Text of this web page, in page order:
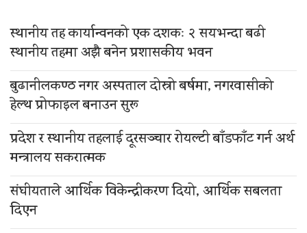
स्थानीय तह कार्यान्वनको एक दशकः २ सयभन्दा बढी
स्थानीय तहमा अझै बनेन प्रशासकीय भवन
बुढानीलकण्ठ नगर अस्पताल दोस्रो बर्षमा, नगरवासीको
हेल्थ प्रोफाइल बनाउन सुरू
प्रदेश र स्थानीय तहलाई दूरसञ्चार रोयल्टी बाँडफाँट गर्न अर्थ
मन्त्रालय सकरात्मक
संघीयताले आर्थिक विकेन्द्रीकरण दियो, आर्थिक सबलता
दिएन